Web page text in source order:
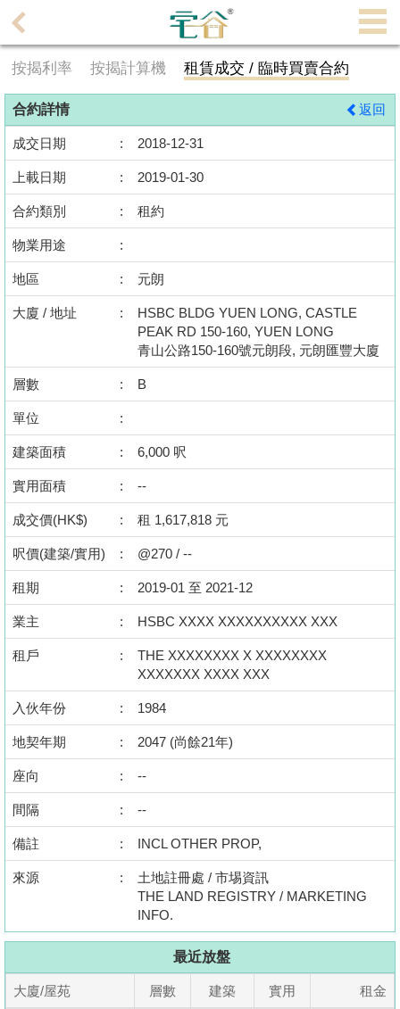
理
主
頁
搵
樓/
成
交
業
主
放
盤
宅
谷
按
揭
地
產
博
客
地
產
新
聞
數
據
公
佈
置
業
手
冊
我
們
按揭利率 按揭計算機 租賃成交 / 臨時買賣合約
合約詳情 返回
成交日期 : 2018-12-31
上載日期 : 2019-01-30
合約類別 : 租約
物業用途 :
地區 : 元朗
大廈 / 地址 :
HSBC BLDG YUEN LONG, CASTLE
PEAK RD 150-160, YUEN LONG
青山公路150-160號元朗段, 元朗匯豐大廈
層數 : B
單位 :
建築面積 : 6,000 呎
實用面積 : --
成交價(HK$) : 租 1,617,818 元
呎價(建築/實用) : @270 / --
租期 : 2019-01 至 2021-12
業主 : HSBC XXXX XXXXXXXXXX XXX
租戶 :
THE XXXXXXXX X XXXXXXXX
XXXXXXX XXXX XXX
入伙年份 : 1984
地契年期 : 2047 (尚餘21年)
座向 : --
間隔 : --
備註 : INCL OTHER PROP,
來源 :
土地註冊處 / 市埸資訊
THE LAND REGISTRY / MARKETING
INFO.
最近放盤
大廈/屋苑 層數 建築 實用 租金